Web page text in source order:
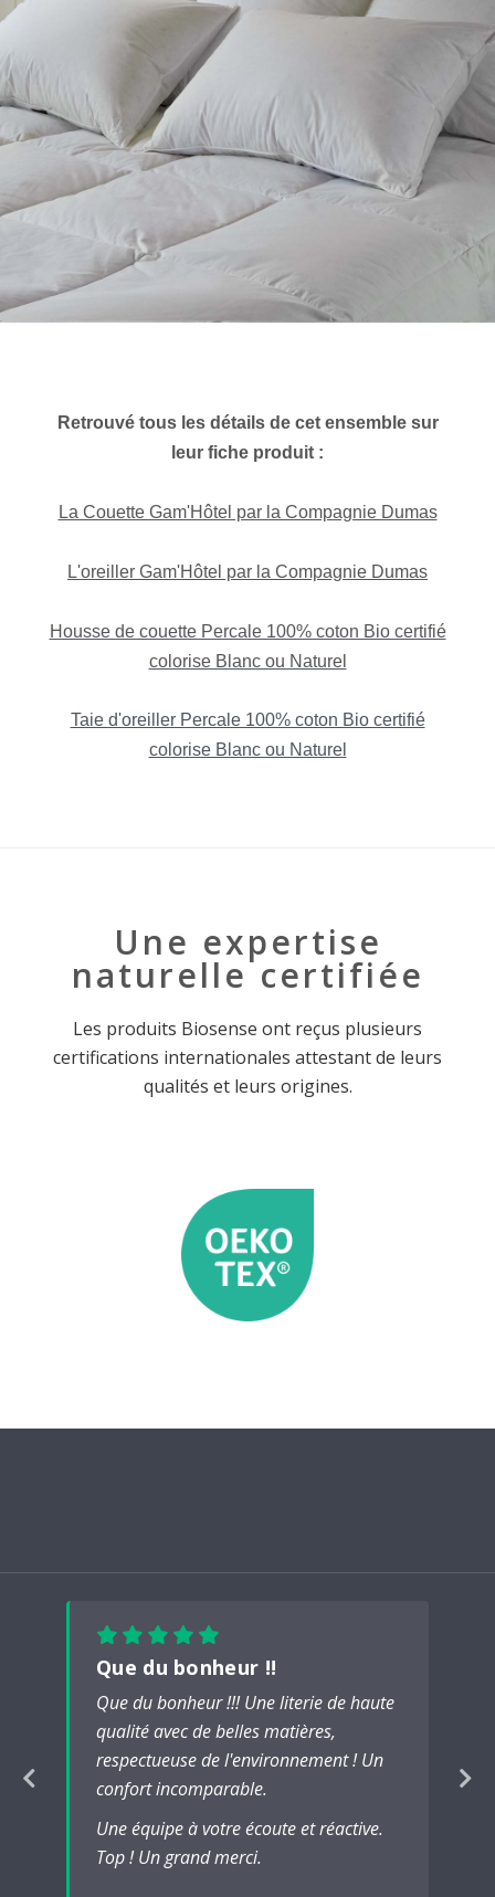
Retrouvé tous les détails de cet ensemble sur
leur fiche produit :
La Couette Gam'Hôtel par la Compagnie Dumas
L'oreiller Gam'Hôtel par la Compagnie Dumas
Housse de couette Percale 100% coton Bio certifié
colorise Blanc ou Naturel
Taie d'oreiller Percale 100% coton Bio certifié
colorise Blanc ou Naturel
Une expertise
naturelle certifiée
Les produits Biosense ont reçus plusieurs
certifications internationales attestant de leurs
qualités et leurs origines.
Que du bonheur !!
Que du bonheur !!! Une literie de haute
qualité avec de belles matières,
respectueuse de l'environnement ! Un
confort incomparable.
Une équipe à votre écoute et réactive.
Top ! Un grand merci.